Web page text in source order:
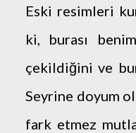
Eski resimleri
ki, burası
çekildiğini ve
Seyrine doyum
fark etmez